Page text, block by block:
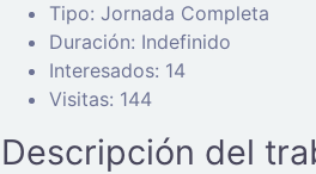
Tipo: Jornada Completa
Duración: Indefinido
Interesados: 14
Visitas: 144
Descripción del